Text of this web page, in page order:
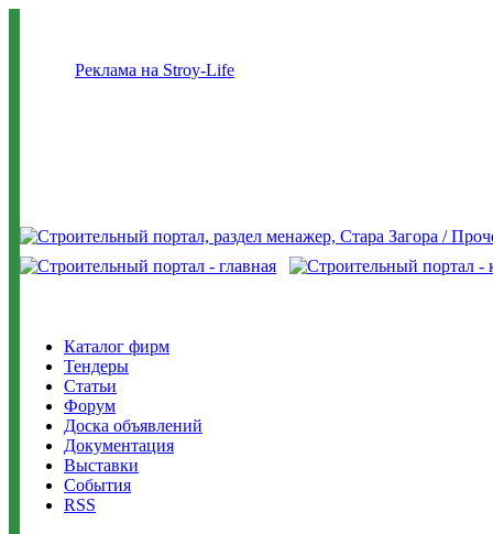
Реклама на Stroy-Life
Каталог фирм
Тендеры
Статьи
Форум
Доска объявлений
Документация
Выставки
События
RSS